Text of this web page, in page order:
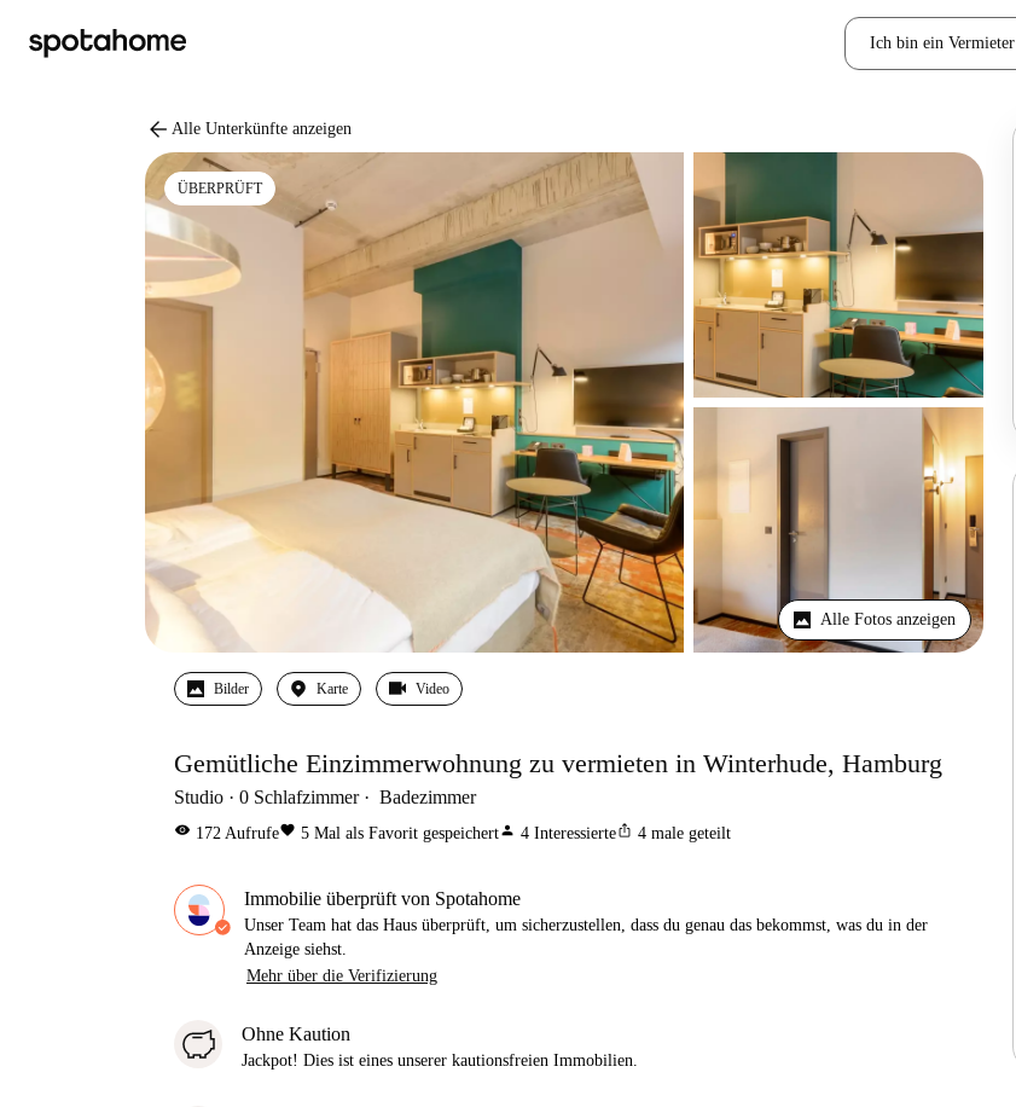
Ich bin ein Vermieter
arrow_back Alle Unterkünfte anzeigen
ÜBERPRÜFT
Alle Fotos anzeigen
Bilder Karte Video
Gemütliche Einzimmerwohnung zu vermieten in Winterhude, Hamburg
Studio 0 Schlafzimmer Badezimmer
visibility 172 Aufrufefavorite 5 Mal als Favorit gespeichertperson 4 Interessierteios_share 4 male geteilt
Immobilie überprüft von Spotahome
Unser Team hat das Haus überprüft, um sicherzustellen, dass du genau das bekommst, was du in der
Anzeige siehst.
Mehr über die Verifizierung
Ohne Kaution
Jackpot! Dies ist eines unserer kautionsfreien Immobilien.